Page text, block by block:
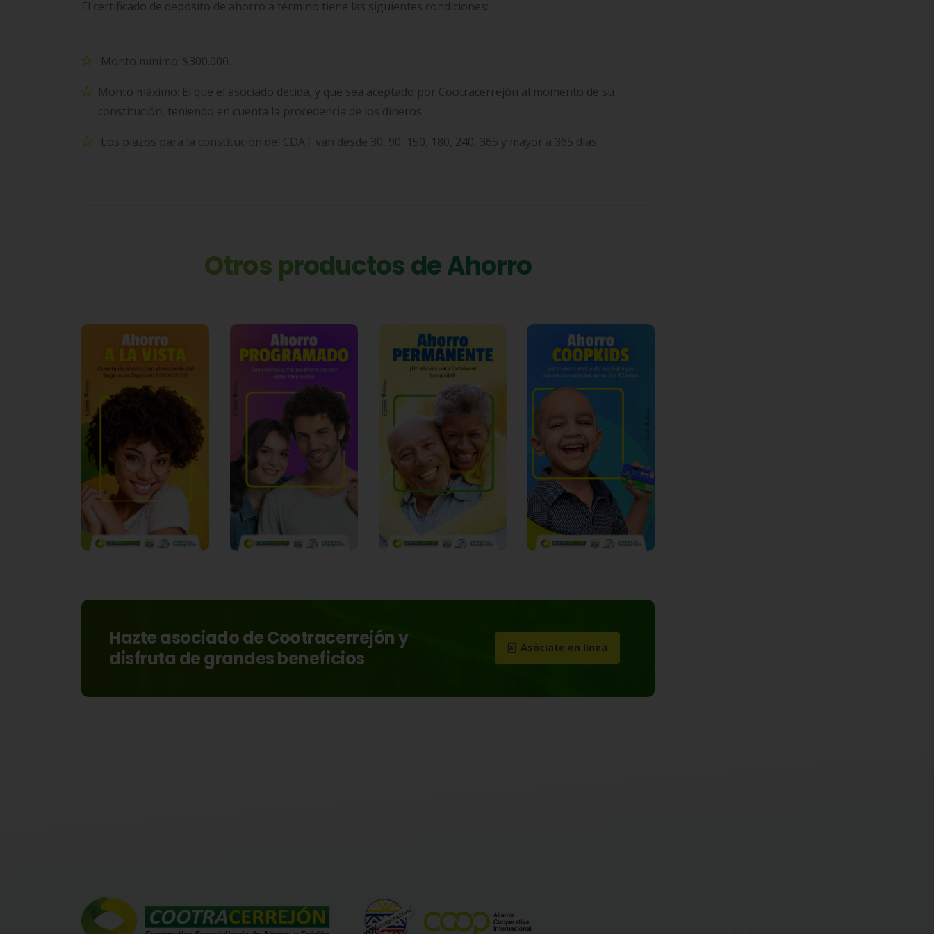
El certificado de depósito de ahorro a término tiene las siguientes condiciones:
Monto mínimo: $300.000.
Monto máximo: El que el asociado decida, y que sea aceptado por Cootracerrejón al momento de su
constitución, teniendo en cuenta la procedencia de los dineros.
Los plazos para la constitución del CDAT van desde 30, 90, 150, 180, 240, 365 y mayor a 365 días.
Otros productos de Ahorro
Hazte asociado de Cootracerrejón y
disfruta de grandes beneficios
Asóciate en línea